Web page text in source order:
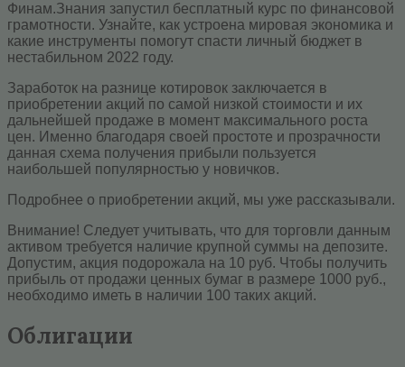
Финам.Знания запустил бесплатный курс по финансовой
грамотности. Узнайте, как устроена мировая экономика и
какие инструменты помогут спасти личный бюджет в
нестабильном 2022 году.
Заработок на разнице котировок заключается в
приобретении акций по самой низкой стоимости и их
дальнейшей продаже в момент максимального роста
цен. Именно благодаря своей простоте и прозрачности
данная схема получения прибыли пользуется
наибольшей популярностью у новичков.
Подробнее о приобретении акций, мы уже рассказывали.
Внимание! Следует учитывать, что для торговли данным
активом требуется наличие крупной суммы на депозите.
Допустим, акция подорожала на 10 руб. Чтобы получить
прибыль от продажи ценных бумаг в размере 1000 руб.,
необходимо иметь в наличии 100 таких акций.
Облигации